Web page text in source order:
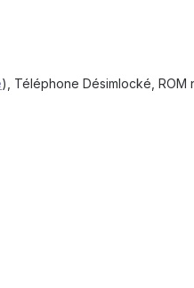
), Téléphone Désimlocké,